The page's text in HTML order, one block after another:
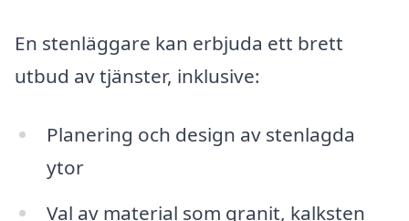
En stenläggare kan erbjuda ett brett
utbud av tjänster, inklusive:
Planering och design av stenlagda
ytor
Val av material som granit, kalksten